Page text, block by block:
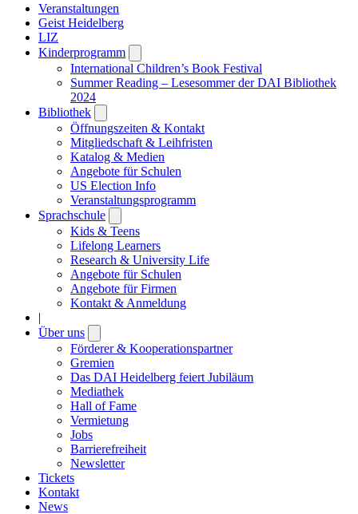
Veranstaltungen
Geist Heidelberg
LIZ
Kinderprogramm
submenu
International Children’s Book Festival
Summer Reading – Lesesommer der DAI Bibliothek
2024
Bibliothek
submenu
Öffnungszeiten & Kontakt
Mitgliedschaft & Leihfristen
Katalog & Medien
Angebote für Schulen
US Election Info
Veranstaltungsprogramm
Sprachschule
submenu
Kids & Teens
Lifelong Learners
Research & University Life
Angebote für Schulen
Angebote für Firmen
Kontakt & Anmeldung
|
Über uns
submenu
Förderer & Kooperationspartner
Gremien
Das DAI Heidelberg feiert Jubiläum
Mediathek
Hall of Fame
Vermietung
Jobs
Barrierefreiheit
Newsletter
Tickets
Kontakt
News